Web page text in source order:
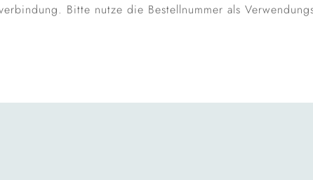
Bitte nutze die Bestellnummer als